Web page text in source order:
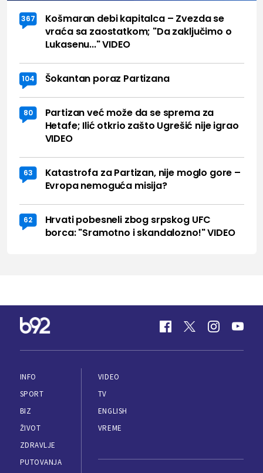
367
Košmaran debi kapitalca – Zvezda se
vraća sa zaostatkom; "Da zaključimo o
Lukasenu..." VIDEO
104 Šokantan poraz Partizana
80
Partizan već može da se sprema za
Hetafe; Ilić otkrio zašto Ugrešić nije igrao
VIDEO
63
Katastrofa za Partizan, nije moglo gore –
Evropa nemoguća misija?
62
Hrvati pobesneli zbog srpskog UFC
borca: "Sramotno i skandalozno!" VIDEO
INFO
SPORT
BIZ
ŽIVOT
ZDRAVLJE
PUTOVANJA
VIDEO
TV
ENGLISH
VREME